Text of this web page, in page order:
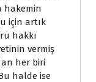
hakemin
için artık
hakkı
vermiş
her biri
halde ise